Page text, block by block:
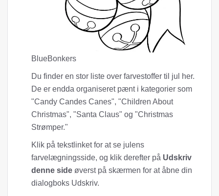
BlueBonkers
Du finder en stor liste over farvestoffer til jul her.
De er endda organiseret pænt i kategorier som
"Candy Candes Canes", "Children About
Christmas", "Santa Claus" og "Christmas
Strømper."
Klik på tekstlinket for at se julens
farvelægningsside, og klik derefter på Udskriv
denne side øverst på skærmen for at åbne din
dialogboks Udskriv.